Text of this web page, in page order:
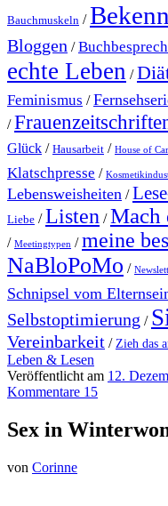
Bauchmuskeln /
Bloggen /
echte Leben /
Feminismus /
/
Glück / Hausarbeit / House of
Klatschpresse /
Lebensweisheiten /
Liebe /Listen /Mach
/ Meetingtypen /meine
NaBloPoMo /
Schnipsel vom
Selbstoptimierung /
Vereinbarkeit / Zieh das
Leben & Lesen
Veröffentlicht am 12.
Kommentare 15
Sex in
von Corinne